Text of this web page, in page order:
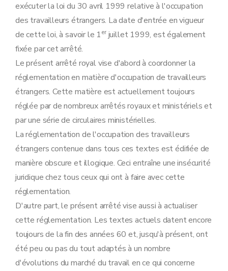
Section 3 (Titre de section inséré par AR 2003-02-06/41, art. 7, 009; ED : 01-04-2003) - Le permis de travail C.
Art. 18
Chapitre V
Contingents.
Art. 19
Chapitre VI Catégories spéciales de travailleurs.
Section 1
Les stagiaires.
Art. 20
Art. 21
Art. 22
Art. 23
Section 2 Les jeunes au pair.
Art. 24
Art. 25
Art. 26
Art. 27
Art. 28
Art. 29
Section 3 Personnel de cabaret.
Chapitre VII
Art. 31
Art. 32
Art. 33
Chapitre VIII Refus et retrait de l'autorisation d'occupation et du permis de travail.
Art. 35
Chapitre IX Surveillance.
exécuter la loi du 30 avril 1999 relative à l'occupation
des travailleurs étrangers. La date d'entrée en vigueur
de cette loi, à savoir le 1erjuillet 1999, est également
fixée par cet arrêté.
Le présent arrêté royal vise d'abord à coordonner la
réglementation en matière d'occupation de travailleurs
étrangers. Cette matière est actuellement toujours
réglée par de nombreux arrêtés royaux et ministériels et
par une série de circulaires ministérielles.
La réglementation de l'occupation des travailleurs
étrangers contenue dans tous ces textes est édifiée de
manière obscure et illogique. Ceci entraîne une insécurité
juridique chez tous ceux qui ont à faire avec cette
réglementation.
D'autre part, le présent arrêté vise aussi à actualiser
cette réglementation. Les textes actuels datent encore
toujours de la fin des années 60 et, jusqu'à présent, ont
été peu ou pas du tout adaptés à un nombre
d'évolutions du marché du travail en ce qui concerne